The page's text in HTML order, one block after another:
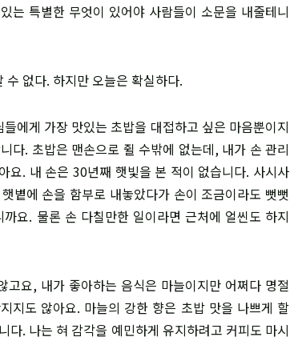
는 특별한 무엇이 있어야 사람들이 소문을 내줄테니
없다. 하지만 오늘은 확실하다.
에게 가장 맛있는 초밥을 대접하고 싶은 마음뿐이지
다. 초밥은 맨손으로 쥘 수밖에 없는데, 내가 손 관리
요. 내 손은 30년째 햇빛을 본 적이 없습니다. 사시사
볕에 손을 함부로 내놓았다가 손이 조금이라도 뻣뻣
요. 물론 손 다칠만한 일이라면 근처에 얼씬도 하지
요, 내가 좋아하는 음식은 마늘이지만 어쩌다 명절
지도 않아요. 마늘의 강한 향은 초밥 맛을 나쁘게 할
다. 나는 혀 감각을 예민하게 유지하려고 커피도 마시